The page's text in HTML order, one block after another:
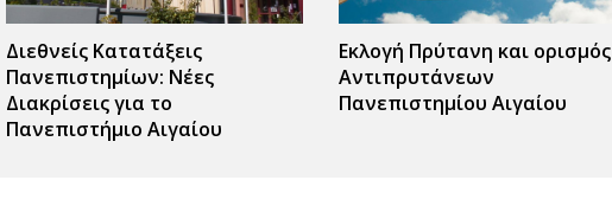
Διεθνείς Κατατάξεις
Πανεπιστημίων: Νέες
Διακρίσεις για το
Πανεπιστήμιο Αιγαίου
Εκλογή Πρύτανη και ορισμός
Αντιπρυτάνεων
Πανεπιστημίου Αιγαίου